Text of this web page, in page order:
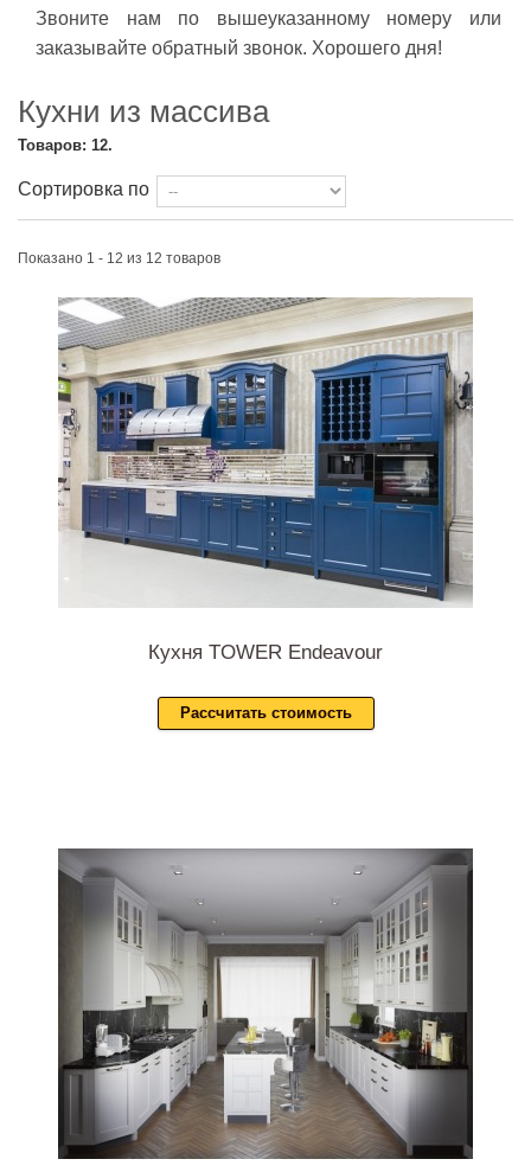
Звоните нам по вышеуказанному номеру или
заказывайте обратный звонок. Хорошего дня!
Кухни из массива
Товаров: 12.
Сортировка по
Показано 1 - 12 из 12 товаров
Кухня TOWER Endeavour
Рассчитать стоимость